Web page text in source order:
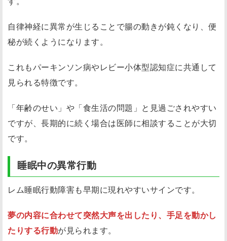
自律神経に異常が生じることで腸の動きが鈍くなり、便
秘が続くようになります。
これもパーキンソン病やレビー小体型認知症に共通して
見られる特徴です。
「年齢のせい」や「食生活の問題」と見過ごされやすい
ですが、長期的に続く場合は医師に相談することが大切
です。
睡眠中の異常行動
レム睡眠行動障害も早期に現れやすいサインです。
夢の内容に合わせて突然大声を出したり、手足を動かし
たりする行動が見られます。